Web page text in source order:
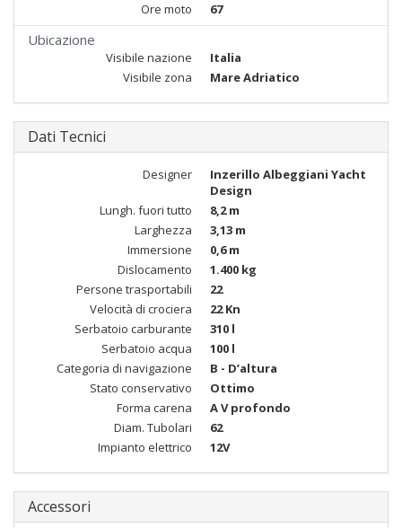
Ore moto
67
Ubicazione
Visibile nazione
Italia
Visibile zona
Mare Adriatico
Dati Tecnici
Designer
Inzerillo Albeggiani Yacht
Design
Lungh. fuori tutto
8,2 m
Larghezza
3,13 m
Immersione
0,6 m
Dislocamento
1.400 kg
Persone trasportabili
22
Velocità di crociera
22 Kn
Serbatoio carburante
310 l
Serbatoio acqua
100 l
Categoria di navigazione
B - D’altura
Stato conservativo
Ottimo
Forma carena
A V profondo
Diam. Tubolari
62
Impianto elettrico
12V
Accessori